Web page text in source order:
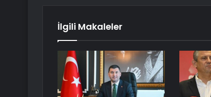
İlgili Makaleler